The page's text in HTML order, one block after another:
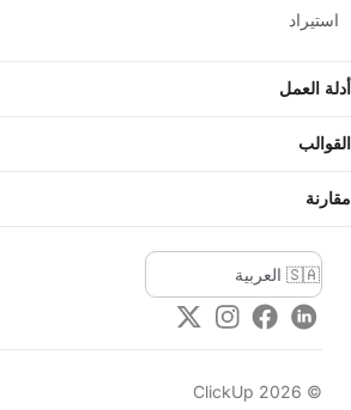
استيراد
أدلة العمل
القوالب
مقارنة
LinkedIn
Facebook
Instagram
Twitter
©
2026